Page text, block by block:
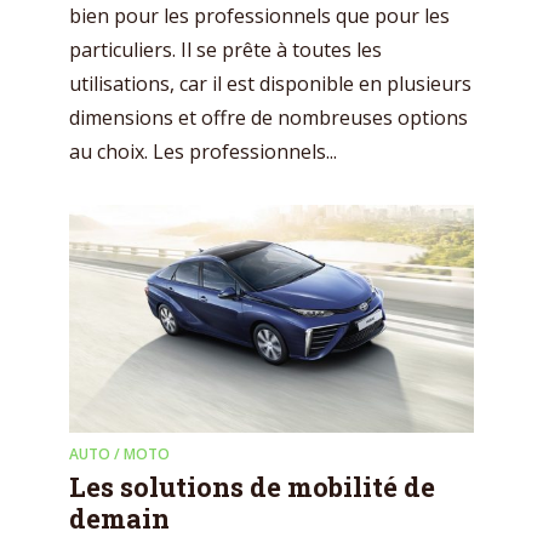
bien pour les professionnels que pour les
particuliers. Il se prête à toutes les
utilisations, car il est disponible en plusieurs
dimensions et offre de nombreuses options
au choix. Les professionnels...
AUTO / MOTO
Les solutions de mobilité de
demain